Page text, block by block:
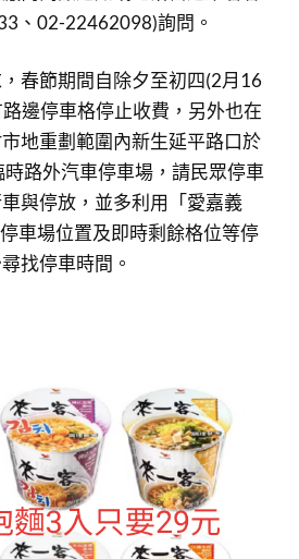
、02-22462098)詢問。
春節期間自除夕至初四(2月16
邊停車格停止收費，另外也在
地重劃範圍內新生延平路口於
路外汽車停車場，請民眾停車
與停放，並多利用「愛嘉義
車場位置及即時剩餘格位等停
找停車時間。